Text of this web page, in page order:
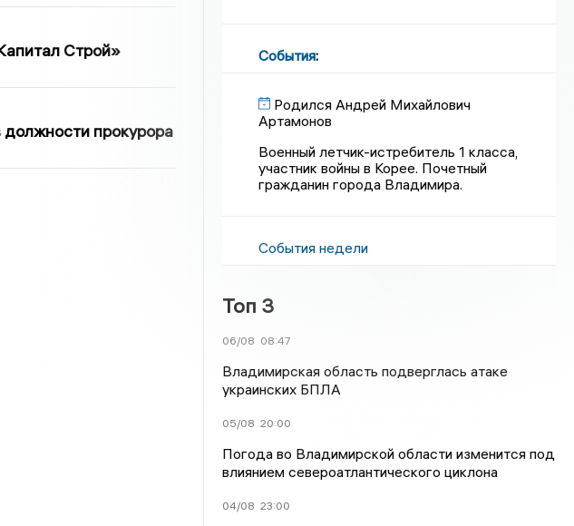
Строй»
прокурора
События:
Родился Андрей Михайлович
Артамонов
Военный летчик-истребитель 1 класса,
участник войны в Корее. Почетный
гражданин города Владимира.
События недели
Топ 3
06/08 08:47
Владимирская область подверглась атаке
украинских БПЛА
05/08 20:00
Погода во Владимирской области изменится под
влиянием североатлантического циклона
04/08 23:00